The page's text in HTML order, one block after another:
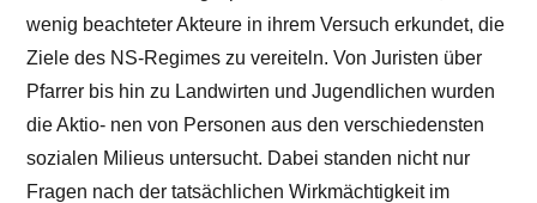
wenig beachteter Akteure in ihrem Versuch erkundet, die
Ziele des NS-Regimes zu vereiteln. Von Juristen über
Pfarrer bis hin zu Landwirten und Jugendlichen wurden
die Aktio- nen von Personen aus den verschiedensten
sozialen Milieus untersucht. Dabei standen nicht nur
Fragen nach der tatsächlichen Wirkmächtigkeit im